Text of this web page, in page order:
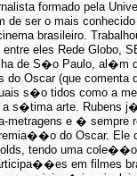
formado pela
de ser o mais
brasileiro.
eles Rede Globo,
de S�o Paulo, al�m
do Oscar (que comenta
s�o tidos como a
a s�tima arte. Rubens
metragens e � sempre
do Oscar. Ele
tendo uma
em filmes